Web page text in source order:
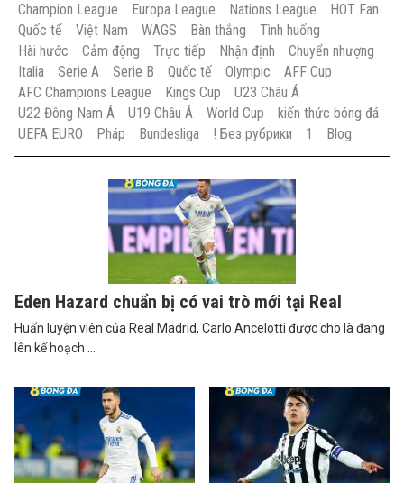
Champion League
Europa League Nations League
HOT Fan
Quốc tế
Việt Nam WAGS Bàn thắng
Tình huống
Hài hước
Cảm động Trực tiếp Nhận định
Chuyển nhượng
Italia
Serie A Serie B Quốc tế Olympic
AFF Cup
AFC Champions League
Kings Cup
U23 Châu Á
U22 Đông Nam Á
U19 Châu Á World Cup
kiến thức bóng đá
UEFA EURO
Pháp Bundesliga ! Без рубрики 1 Blog
Eden Hazard chuẩn bị có vai trò mới tại Real
Huấn luyện viên của Real Madrid, Carlo Ancelotti được cho là đang
lên kế hoạch ...